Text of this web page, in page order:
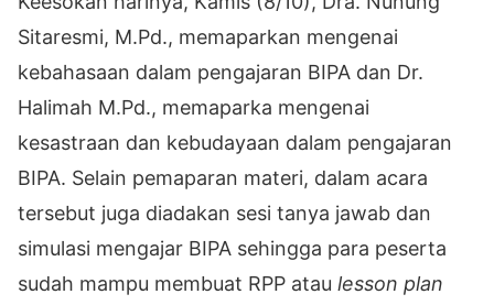
Sitaresmi, M.Pd., memaparkan mengenai
kebahasaan dalam pengajaran BIPA dan Dr.
Halimah M.Pd., memaparka mengenai
kesastraan dan kebudayaan dalam pengajaran
BIPA. Selain pemaparan materi, dalam acara
tersebut juga diadakan sesi tanya jawab dan
simulasi mengajar BIPA sehingga para peserta
sudah mampu membuat RPP atau lesson plan